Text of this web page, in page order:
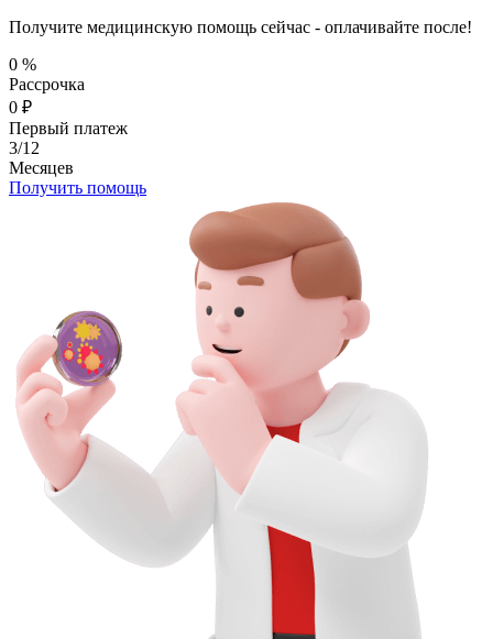
Получите медицинскую помощь сейчас - оплачивайте после!
0 %
Рассрочка
0 ₽
Первый платеж
3/12
Месяцев
Получить помощь